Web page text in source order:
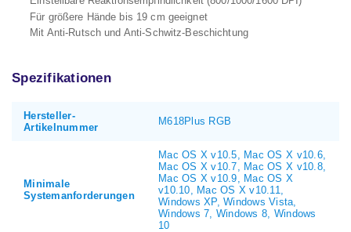
Für größere Hände bis 19 cm geeignet
Mit Anti-Rutsch und Anti-Schwitz-Beschichtung
Spezifikationen
Hersteller-
Artikelnummer
M618Plus RGB
Minimale
Systemanforderungen
Mac OS X v10.5, Mac OS X v10.6,
Mac OS X v10.7, Mac OS X v10.8,
Mac OS X v10.9, Mac OS X
v10.10, Mac OS X v10.11,
Windows XP, Windows Vista,
Windows 7, Windows 8, Windows
10